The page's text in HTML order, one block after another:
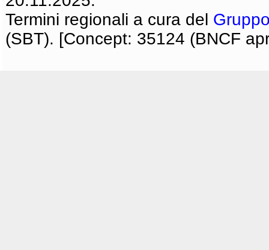
Termini regionali a cura del
(SBT). [Concept: 35124 (BNCF